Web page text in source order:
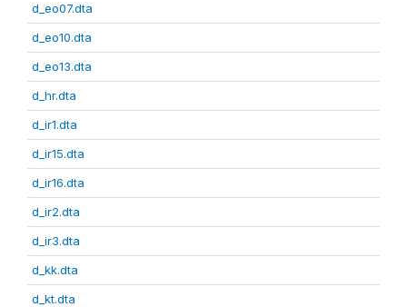
d_eo07.dta
d_eo10.dta
d_eo13.dta
d_hr.dta
d_ir1.dta
d_ir15.dta
d_ir16.dta
d_ir2.dta
d_ir3.dta
d_kk.dta
d_kt.dta